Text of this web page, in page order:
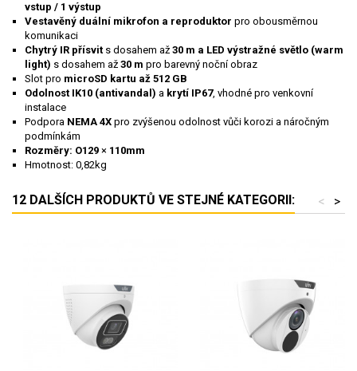
vstup / 1 výstup
Vestavěný duální mikrofon a reproduktor pro obousměrnou
komunikaci
Chytrý IR přísvit s dosahem až 30 m a LED výstražné světlo (warm
light) s dosahem až 30 m pro barevný noční obraz
Slot pro microSD kartu až 512 GB
Odolnost IK10 (antivandal) a krytí IP67, vhodné pro venkovní
instalace
Podpora NEMA 4X pro zvýšenou odolnost vůči korozi a náročným
podmínkám
Rozměry: O129 × 110mm
Hmotnost: 0,82kg
12 DALŠÍCH PRODUKTŮ VE STEJNÉ KATEGORII: >
<